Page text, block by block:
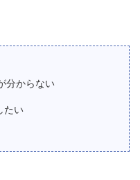
分からない
たい